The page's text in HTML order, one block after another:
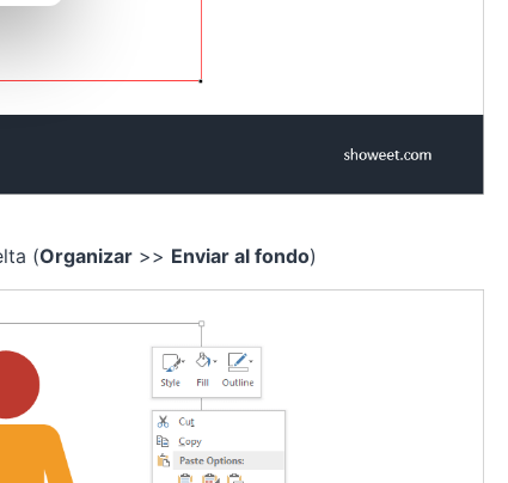
(Organizar >> Enviar al fondo)